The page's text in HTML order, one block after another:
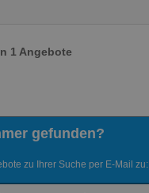
1 Angebote
gefunden?
zu Ihrer Suche per E-Mail zu: